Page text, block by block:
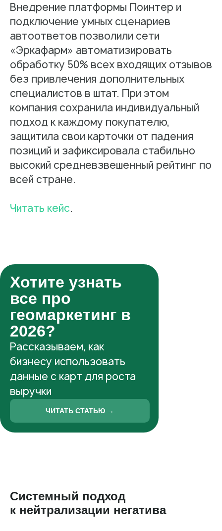
Внедрение платформы Поинтер и
подключение умных сценариев
автоответов позволили сети
«Эркафарм» автоматизировать
обработку 50% всех входящих отзывов
без привлечения дополнительных
специалистов в штат. При этом
компания сохранила индивидуальный
подход к каждому покупателю,
защитила свои карточки от падения
позиций и зафиксировала стабильно
высокий средневзвешенный рейтинг по
всей стране.
Читать кейс.
Хотите узнать
все про
геомаркетинг в
2026?
Рассказываем, как
бизнесу использовать
данные с карт для роста
выручки
ЧИТАТЬ СТАТЬЮ →
Системный подход
к нейтрализации негатива